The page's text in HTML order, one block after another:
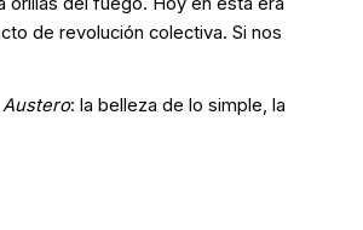
de revolución colectiva. Si nos
Austero: la belleza de lo simple, la